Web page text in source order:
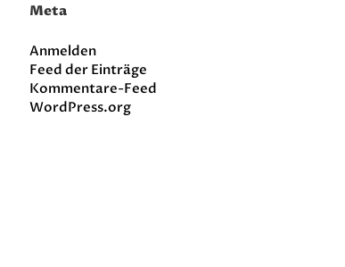
Meta
Anmelden
Feed der Einträge
Kommentare-Feed
WordPress.org